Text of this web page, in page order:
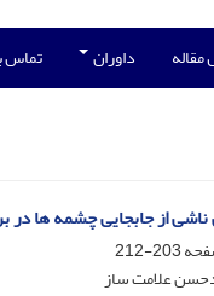
داوران تماس
از جابجایی چشمه ها در
203-212
علامت ساز